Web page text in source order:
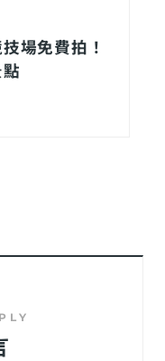
場免費拍！